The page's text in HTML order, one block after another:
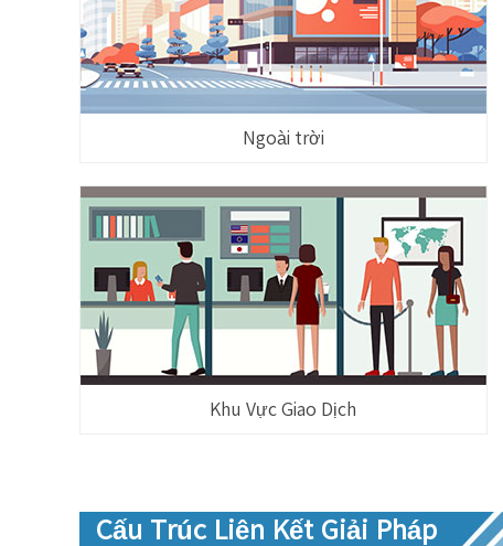
Ngoài trời
Khu Vực Giao Dịch
Cấu Trúc Liên Kết Giải Pháp